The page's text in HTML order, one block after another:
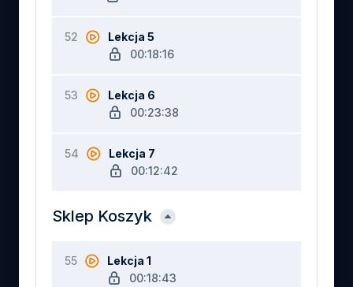
52
Lekcja 5
00:18:16
53
Lekcja 6
00:23:38
54
Lekcja 7
00:12:42
Sklep Koszyk
55
Lekcja 1
00:18:43